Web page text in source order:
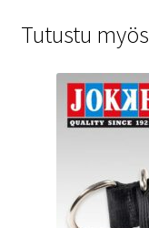
Tutustu myös